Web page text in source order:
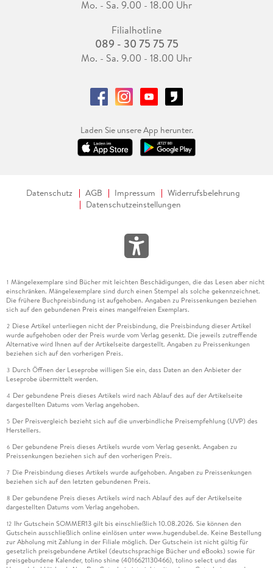
Mo. - Sa. 9.00 - 18.00 Uhr
Filialhotline
089 - 30 75 75 75
Mo. - Sa. 9.00 - 18.00 Uhr
Laden Sie unsere App herunter.
Datenschutz AGB Impressum
Widerrufsbelehrung
Datenschutzeinstellungen
1 Mängelexemplare sind Bücher mit leichten Beschädigungen, die das Lesen aber nicht
einschränken. Mängelexemplare sind durch einen Stempel als solche gekennzeichnet.
Die frühere Buchpreisbindung ist aufgehoben. Angaben zu Preissenkungen beziehen
sich auf den gebundenen Preis eines mangelfreien Exemplars.
2 Diese Artikel unterliegen nicht der Preisbindung, die Preisbindung dieser Artikel
wurde aufgehoben oder der Preis wurde vom Verlag gesenkt. Die jeweils zutreffende
Alternative wird Ihnen auf der Artikelseite dargestellt. Angaben zu Preissenkungen
beziehen sich auf den vorherigen Preis.
3 Durch Öffnen der Leseprobe willigen Sie ein, dass Daten an den Anbieter der
Leseprobe übermittelt werden.
4 Der gebundene Preis dieses Artikels wird nach Ablauf des auf der Artikelseite
dargestellten Datums vom Verlag angehoben.
5 Der Preisvergleich bezieht sich auf die unverbindliche Preisempfehlung (UVP) des
Herstellers.
6 Der gebundene Preis dieses Artikels wurde vom Verlag gesenkt. Angaben zu
Preissenkungen beziehen sich auf den vorherigen Preis.
7 Die Preisbindung dieses Artikels wurde aufgehoben. Angaben zu Preissenkungen
beziehen sich auf den letzten gebundenen Preis.
8 Der gebundene Preis dieses Artikels wird nach Ablauf des auf der Artikelseite
dargestellten Datums vom Verlag angehoben.
12 Ihr Gutschein SOMMER13 gilt bis einschließlich 10.08.2026. Sie können den
Gutschein ausschließlich online einlösen unter www.hugendubel.de. Keine Bestellung
zur Abholung mit Zahlung in der Filiale möglich. Der Gutschein ist nicht gültig für
gesetzlich preisgebundene Artikel (deutschsprachige Bücher und eBooks) sowie für
preisgebundene Kalender, tolino shine (4016621130466), tolino select und das